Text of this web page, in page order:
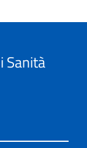
Sanità